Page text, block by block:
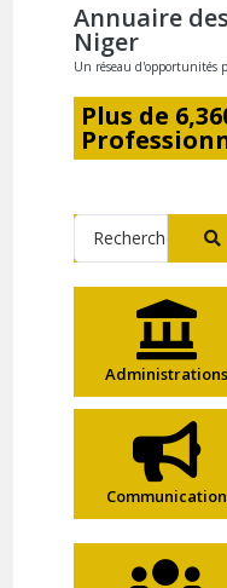
Annuaire
Niger
Un réseau d'opportunités
Plus de
Administrations
Communication